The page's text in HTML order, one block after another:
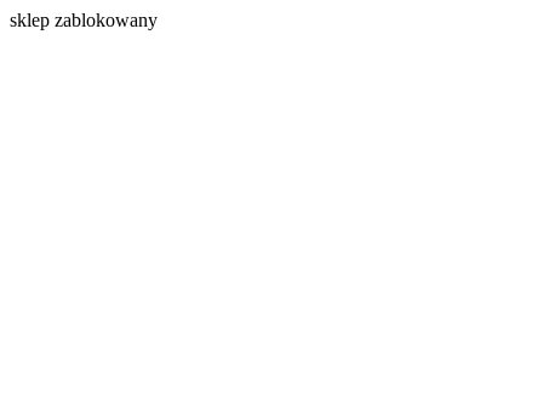
sklep zablokowany